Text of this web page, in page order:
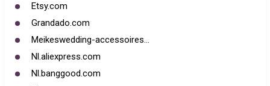
Etsy.com
Grandado.com
Meikeswedding-accessoires...
Nl.aliexpress.com
Nl.banggood.com